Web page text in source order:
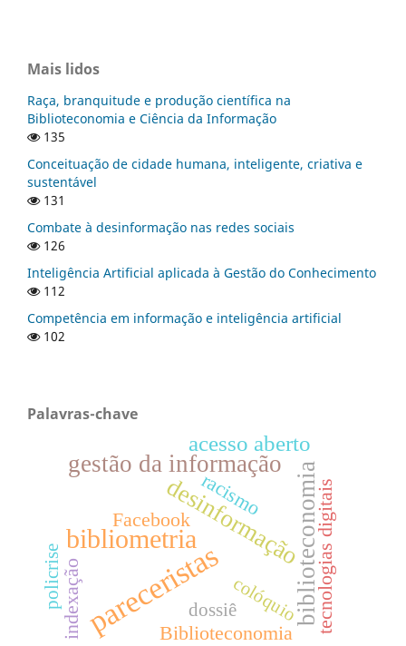
Mais lidos
Raça, branquitude e produção científica na
Biblioteconomia e Ciência da Informação
135
Conceituação de cidade humana, inteligente, criativa e
sustentável
131
Combate à desinformação nas redes sociais
126
Inteligência Artificial aplicada à Gestão do Conhecimento
112
Competência em informação e inteligência artificial
102
Palavras-chave
pareceristas
bibliometriadesinformaçãobiblioteconomia
gestão da informação
acesso aberto
Biblioteconomia
Facebook racismo tecnologias digitais
indexação dossiê
policrise colóquio